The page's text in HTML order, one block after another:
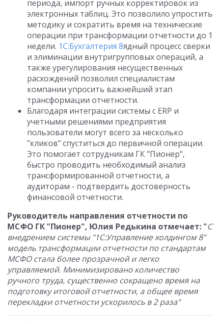
периода, импорт ручных корректировок из
электронных таблиц. Это позволило упростить
методику и сократить время на технические
операции при трансформации отчетности до 1
недели. 1С:Бухгалтерия 8ядный процесс сверки
и элиминации внутригрупповых операций, а
также урегулирования несущественных
расхождений позволил специалистам
компании упросить важнейший этап
трансформации отчетности.
Благодаря интеграции системы с ERP и
учетными решениями предприятия
пользователи могут всего за несколько
"кликов" спуститься до первичной операции.
Это помогает сотрудникам ГК "Пионер",
быстро проводить необходимый анализ
трансформированной отчетности, а
аудиторам - подтвердить достоверность
финансовой отчетности.
Руководитель направления отчетности по
МСФО ГК "Пионер", Юлия Редькина отмечает: "С
внедрением системы "1С:Управление холдингом 8"
модель трансформации отчетности по стандартам
МСФО стала более прозрачной и легко
управляемой. Минимизировано количество
ручного труда, существенно сокращено время на
подготовку итоговой отчетности, а общее время
перекладки отчетности ускорилось в 2 раза"